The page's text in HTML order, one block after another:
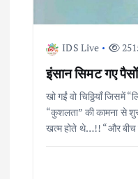
IDS Live
इंसान सिमट गए
खो गईं वो चिठ्ठियाँ
“कुशलता” की कामना से
खत्म होते थे…!! “और